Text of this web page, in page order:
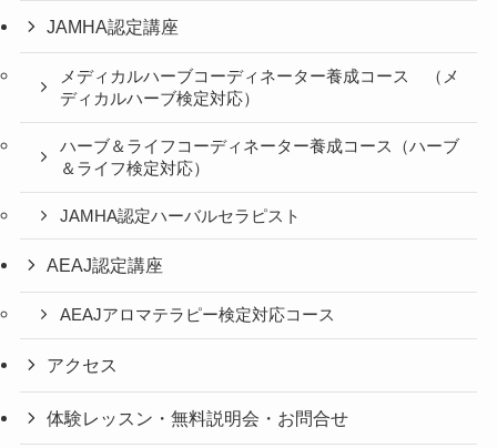
JAMHA認定講座
メディカルハーブコーディネーター養成コース （メ
ディカルハーブ検定対応）
ハーブ＆ライフコーディネーター養成コース（ハーブ
＆ライフ検定対応）
JAMHA認定ハーバルセラピスト
AEAJ認定講座
AEAJアロマテラピー検定対応コース
アクセス
体験レッスン・無料説明会・お問合せ